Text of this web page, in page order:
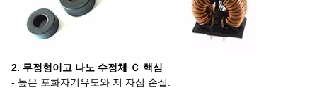
2. 무정형이고 나노 수정체 Ｃ 핵심
- 높은 포화자기유도와 저 자심 손실.